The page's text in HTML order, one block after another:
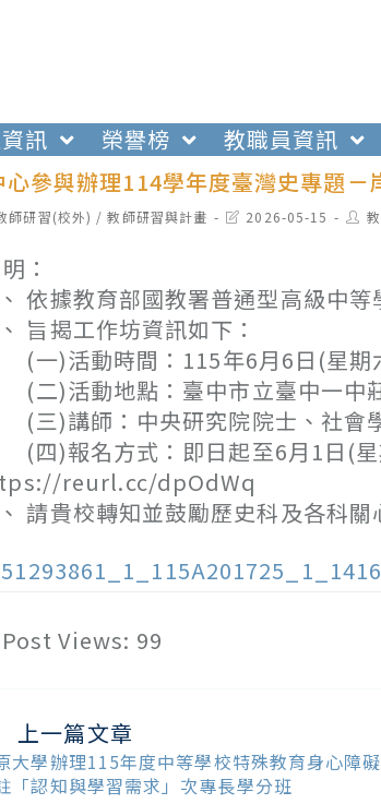
訊 榮譽榜 教職員資訊
心參與辦理114學年度臺灣史專題
師研習(校外) / 教師研習與計畫
Post2026-05-15
Post
：
依據教育部國教署普通型高級中
旨揭工作坊資訊如下：
)活動時間：115年6月6日(星期
)活動地點：臺中市立臺中一中莊
)講師：中央研究院院士、社會學
)報名方式：即日起至6月1日(星
reurl.cc/dpOdWq
請貴校轉知並鼓勵歷史科及各科
Post Views: 99
上一篇文章
大學辦理115年度中等學校特殊教育身心障
「認知與學習需求」次專長學分班